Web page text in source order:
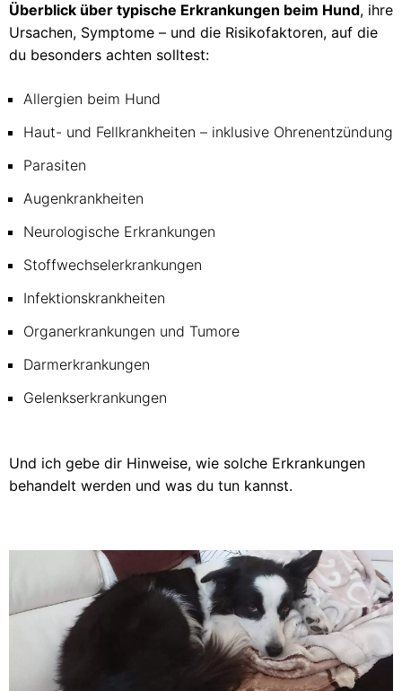
Überblick über typische Erkrankungen beim Hund, ihre
Ursachen, Symptome – und die Risikofaktoren, auf die
du besonders achten solltest:
Allergien beim Hund
Haut- und Fellkrankheiten – inklusive Ohrenentzündung
Parasiten
Augenkrankheiten
Neurologische Erkrankungen
Stoffwechselerkrankungen
Infektionskrankheiten
Organerkrankungen und Tumore
Darmerkrankungen
Gelenkserkrankungen
Und ich gebe dir Hinweise, wie solche Erkrankungen
behandelt werden und was du tun kannst.